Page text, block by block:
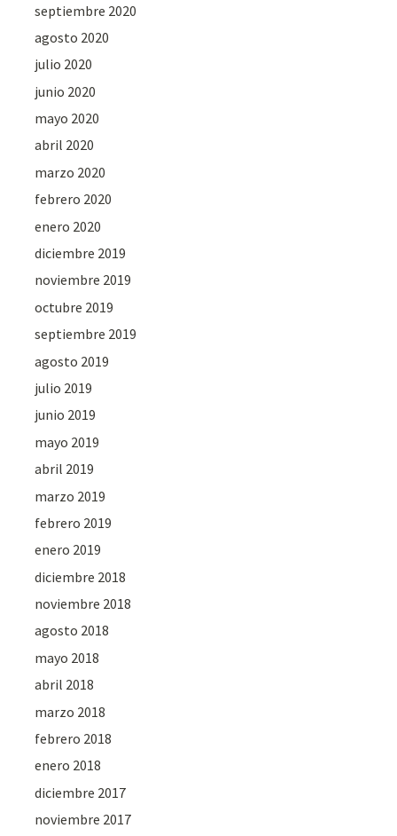
septiembre 2020
agosto 2020
julio 2020
junio 2020
mayo 2020
abril 2020
marzo 2020
febrero 2020
enero 2020
diciembre 2019
noviembre 2019
octubre 2019
septiembre 2019
agosto 2019
julio 2019
junio 2019
mayo 2019
abril 2019
marzo 2019
febrero 2019
enero 2019
diciembre 2018
noviembre 2018
agosto 2018
mayo 2018
abril 2018
marzo 2018
febrero 2018
enero 2018
diciembre 2017
noviembre 2017